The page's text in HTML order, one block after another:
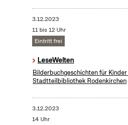
3.12.2023
11 bis 12 Uhr
Eintritt frei
LeseWelten
Bilderbuchgeschichten für
Stadtteilbibliothek Rodenkirchen
3.12.2023
14 Uhr